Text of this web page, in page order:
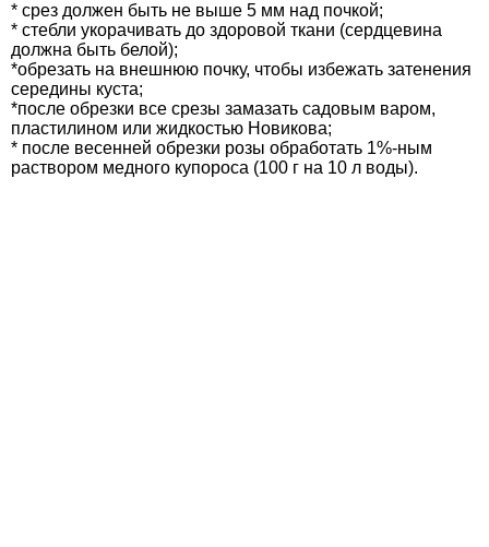
* срез должен быть не выше 5 мм над почкой;
* стебли укорачивать до здоровой ткани (сердцевина
должна быть белой);
*обрезать на внешнюю почку, чтобы избежать затенения
середины куста;
*после обрезки все срезы замазать садовым варом,
пластилином или жидкостью Новикова;
* после весенней обрезки розы обработать 1%-ным
раствором медного купороса (100 г на 10 л воды).